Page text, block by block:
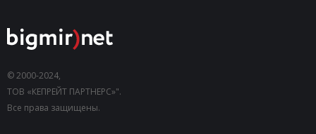
© 2000-2024,
ТОВ «КЕПРЕЙТ ПАРТНЕРС»".
Все права защищены.